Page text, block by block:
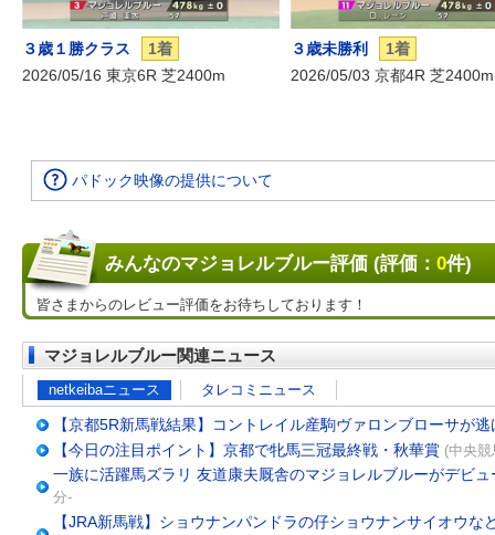
３歳１勝クラス
1着
2026/05/16 東京6R 芝2400m
３歳未勝利
1着
2026/05/03 京都4R 芝2400m
パドック映像の提供について
みんなのマジョレルブルー評価 (評価： 0件)
皆さまからのレビュー評価をお待ちしております！
マジョレルブルー関連ニュース
netkeibaニュース タレコミニュース
【京都5R新馬戦結果】コントレイル産駒ヴァロンブローサが
【今日の注目ポイント】京都で牝馬三冠最終戦・秋華賞 (中央
一族に活躍馬ズラリ 友道康夫厩舎のマジョレルブルーがデビュ
分-
【JRA新馬戦】ショウナンパンドラの仔ショウナンサイオウな